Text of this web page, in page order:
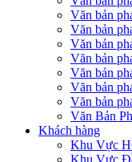
Văn bản
Văn bản
Văn bản
Văn bản
Văn bản
Văn bản
Văn bản
Văn Bản
Khách hàng
Khu Vực
Khu Vực